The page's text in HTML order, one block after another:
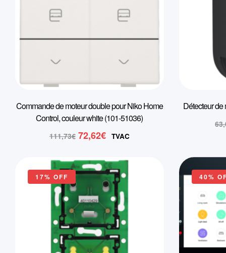
Commande de moteur double pour Niko Home
Control, couleur white (101-51036)
111,73€ Le
initial
était :
111,73€.
72,62€ Le
actuel
est :
72,62€.
TVAC
Détecteur
17% OFF 40%